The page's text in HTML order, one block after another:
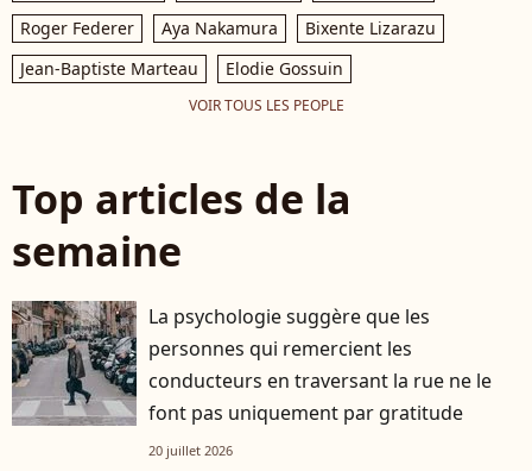
Roger Federer
Aya Nakamura
Bixente Lizarazu
Jean-Baptiste Marteau
Elodie Gossuin
VOIR TOUS LES PEOPLE
Top articles de la
semaine
La psychologie suggère que les
personnes qui remercient les
conducteurs en traversant la rue ne le
font pas uniquement par gratitude
20 juillet 2026